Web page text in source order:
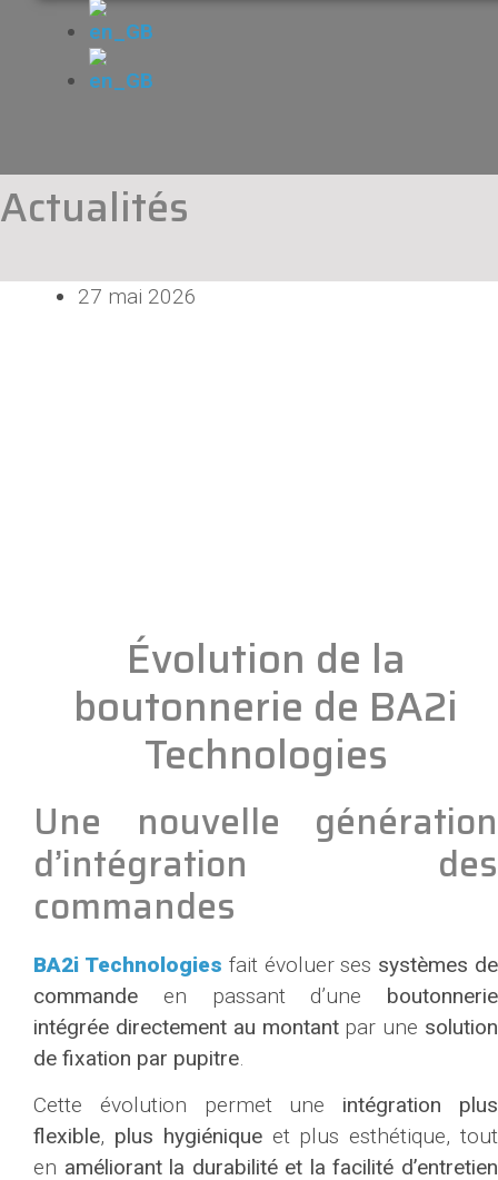
Actualités
27 mai 2026
Évolution de la
boutonnerie de BA2i
Technologies
Une nouvelle génération
d’intégration des
commandes
BA2i Technologies fait évoluer ses systèmes de
commande en passant d’une boutonnerie
intégrée directement au montantpar une solution
de fixation par pupitre.
Cette évolution permet une intégration plus
flexible, plus hygiéniqueet plus esthétique, tout
en améliorant la durabilité et la facilité d’entretien